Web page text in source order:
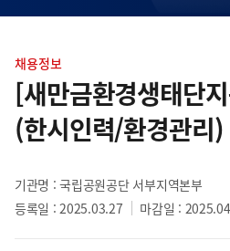
텐
츠
영
역
채용정보
[새만금환경생태단
(한시인력/환경관리
기관명 : 국립공원공단 서부지역본부
등록일 : 2025.03.27
마감일 :